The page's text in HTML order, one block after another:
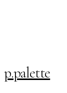
p.palette